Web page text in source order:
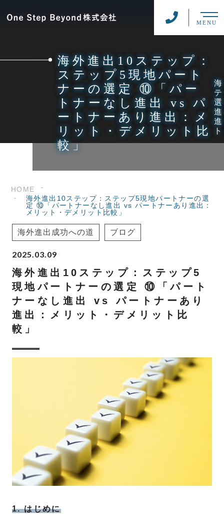
MENU
海外進出10ステップ：
ステップ5現地パート
ナーの選定 ⑩「パー
トナーなし進出 vs パ
ートナーあり進出：メ
リット・デメリット比
較」
HOME
海外進出10ステップ：ステップ5現地パートナーの選
定 ⑩「パートナーなし進出 vs パートナーあり進出：
メリット・デメリット比較」
海外進出成功への道 ブログ
2025.03.09
海外進出10ステップ：ステップ5
現地パートナーの選定 ⑩「パート
ナーなし進出 vs パートナーあり
進出：メリット・デメリット比
較」
1. はじめに